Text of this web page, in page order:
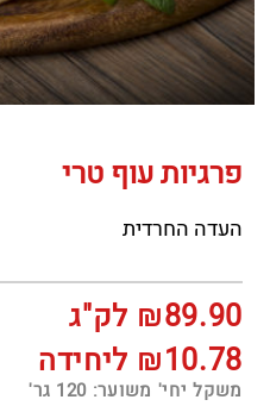
פרגיות עוף טרי
העדה החרדית
₪89.90
לק"ג
₪10.78 ליחידה
משקל יחי' משוער: 120 גר'